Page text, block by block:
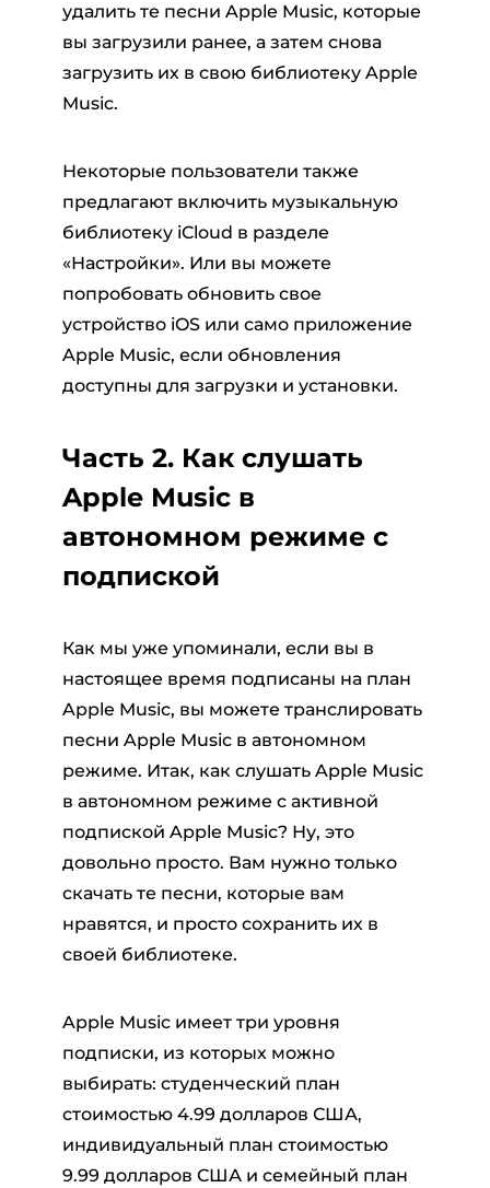
удалить те песни Apple Music, которые
вы загрузили ранее, а затем снова
загрузить их в свою библиотеку Apple
Music.
Некоторые пользователи также
предлагают включить музыкальную
библиотеку iCloud в разделе
«Настройки». Или вы можете
попробовать обновить свое
устройство iOS или само приложение
Apple Music, если обновления
доступны для загрузки и установки.
Часть 2. Как слушать
Apple Music в
автономном режиме с
подпиской
Как мы уже упоминали, если вы в
настоящее время подписаны на план
Apple Music, вы можете транслировать
песни Apple Music в автономном
режиме. Итак, как слушать Apple Music
в автономном режиме с активной
подпиской Apple Music? Ну, это
довольно просто. Вам нужно только
скачать те песни, которые вам
нравятся, и просто сохранить их в
своей библиотеке.
Apple Music имеет три уровня
подписки, из которых можно
выбирать: студенческий план
стоимостью 4.99 долларов США,
индивидуальный план стоимостью
9.99 долларов США и семейный план